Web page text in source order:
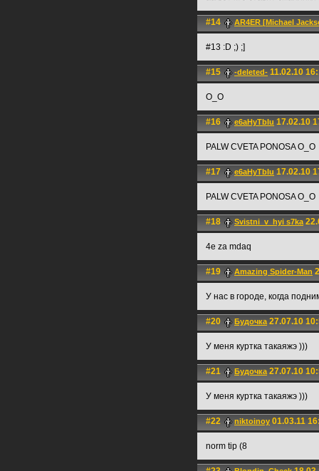
#14 AR4ER [Michael
#13 :D ;) ;]
#15 -deleted- 11.02.10
О_О
#16 e6aHyTbIu 17.02.10
PALW CVETA PONOSA O_O
#17 e6aHyTbIu 17.02.10
PALW CVETA PONOSA O_O
#18 Svistni_v_hyi s7ka
4e za mdaq
#19 Amazing Spider-Man
У нас в городе, когда
#20 Будочка27.07.10
У меня куртка такаяжэ )))
#21 Будочка27.07.10
У меня куртка такаяжэ )))
#22 niktoinoy 01.03.11
norm tip (8